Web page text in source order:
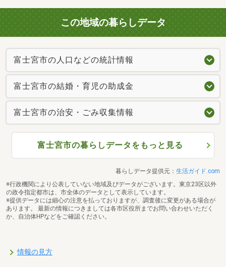
この地域の暮らしデータ
富士宮市の人口などの統計情報
富士宮市の結婚・育児の助成金
富士宮市の治安・ごみ収集情報
富士宮市の暮らしデータをもっと見る
暮らしデータ提供元： 生活ガイド.com
※行政機関により公表していない地域及びデータがございます。東京23区以外
の政令指定都市は、市全体のデータとして表示しています。
※提供データには細心の注意を払っておりますが、調査後に変更がある場合が
あります。 最新の情報につきましては各市区役所までお問い合わせいただく
か、自治体HPなどをご確認ください。
情報の見方